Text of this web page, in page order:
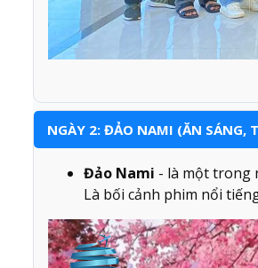
NGÀY 2: ĐẢO NAMI (ĂN SÁNG,
Đảo Nami - là một trong
Là bối cảnh phim nổi